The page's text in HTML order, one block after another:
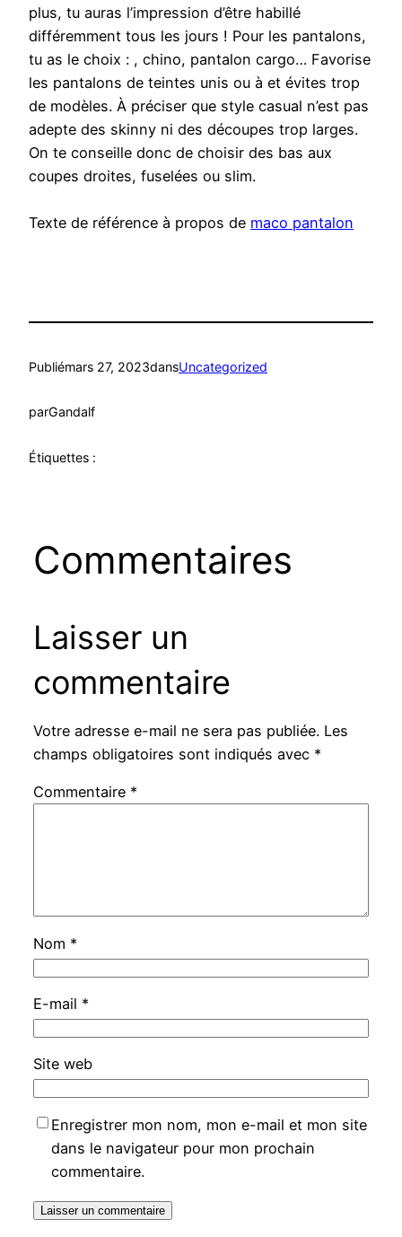
plus, tu auras l’impression d’être habillé
différemment tous les jours ! Pour les pantalons,
tu as le choix : , chino, pantalon cargo… Favorise
les pantalons de teintes unis ou à et évites trop
de modèles. À préciser que style casual n’est pas
adepte des skinny ni des découpes trop larges.
On te conseille donc de choisir des bas aux
coupes droites, fuselées ou slim.
Texte de référence à propos de maco pantalon
Publiémars 27, 2023dansUncategorized
parGandalf
Étiquettes :
Commentaires
Laisser un
commentaire
Votre adresse e-mail ne sera pas publiée. Les
champs obligatoires sont indiqués avec *
Commentaire *
Nom *
E-mail *
Site web
Enregistrer mon nom, mon e-mail et mon site
dans le navigateur pour mon prochain
commentaire.